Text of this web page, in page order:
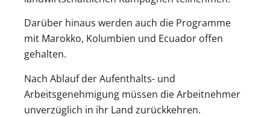
Darüber hinaus werden auch die Programme
mit Marokko, Kolumbien und Ecuador offen
gehalten.
Nach Ablauf der Aufenthalts- und
Arbeitsgenehmigung müssen die Arbeitnehmer
unverzüglich in ihr Land zurückkehren.